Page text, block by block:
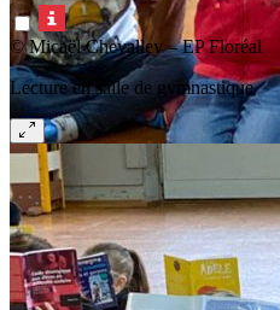
© Micaël Chevalley – EP Floréal
Lecture en salle de gymnastique